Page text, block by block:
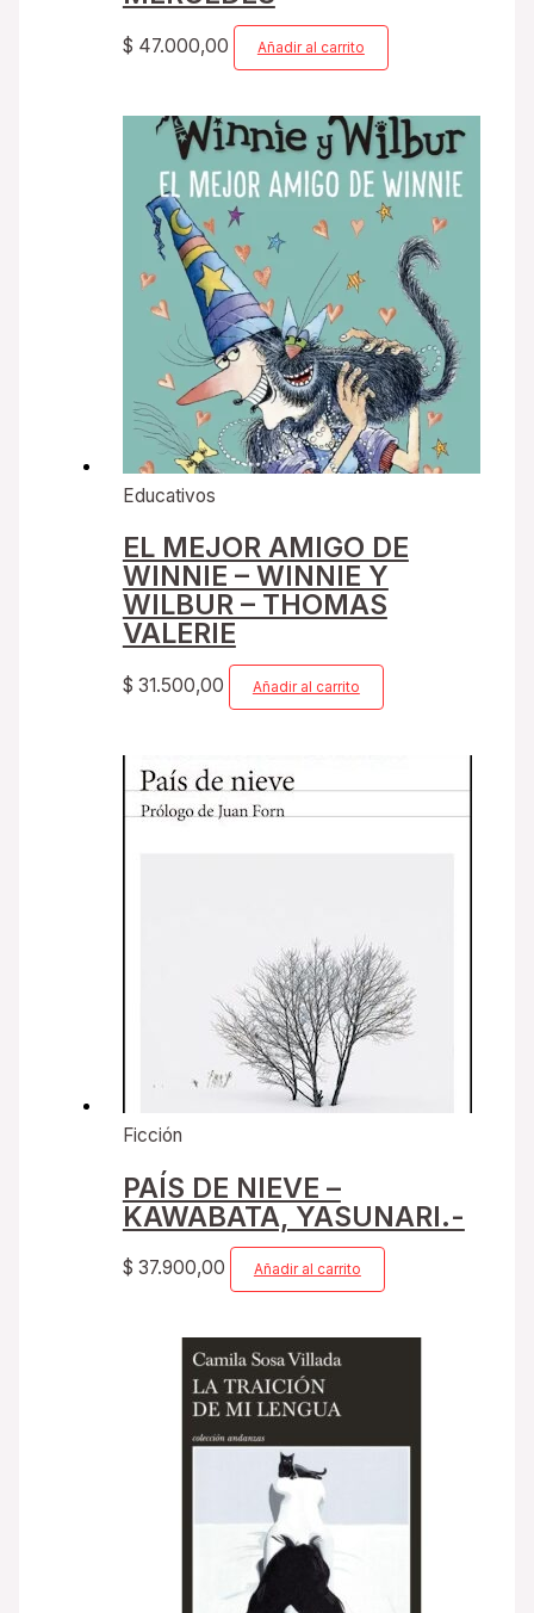
$ 47.000,00 Añadir al carrito
Educativos
EL MEJOR AMIGO DE
WINNIE – WINNIE Y
WILBUR – THOMAS
VALERIE
$ 31.500,00 Añadir al carrito
Ficción
PAÍS DE NIEVE –
KAWABATA, YASUNARI.-
$ 37.900,00 Añadir al carrito